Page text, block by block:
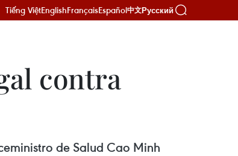
Tiếng ViệtEnglishFrançaisEspañol中文Русский
contra
de Salud Cao Minh